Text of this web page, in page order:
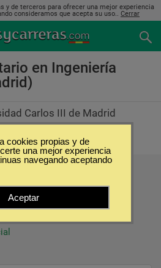
y de terceros para ofrecer una mejor experiencia
consideramos que acepta su uso.. Cerrar
en Ingeniería
Carlos III de Madrid
en Ingeniería
cookies propias y de
una mejor experiencia
navegando aceptando
Aceptar